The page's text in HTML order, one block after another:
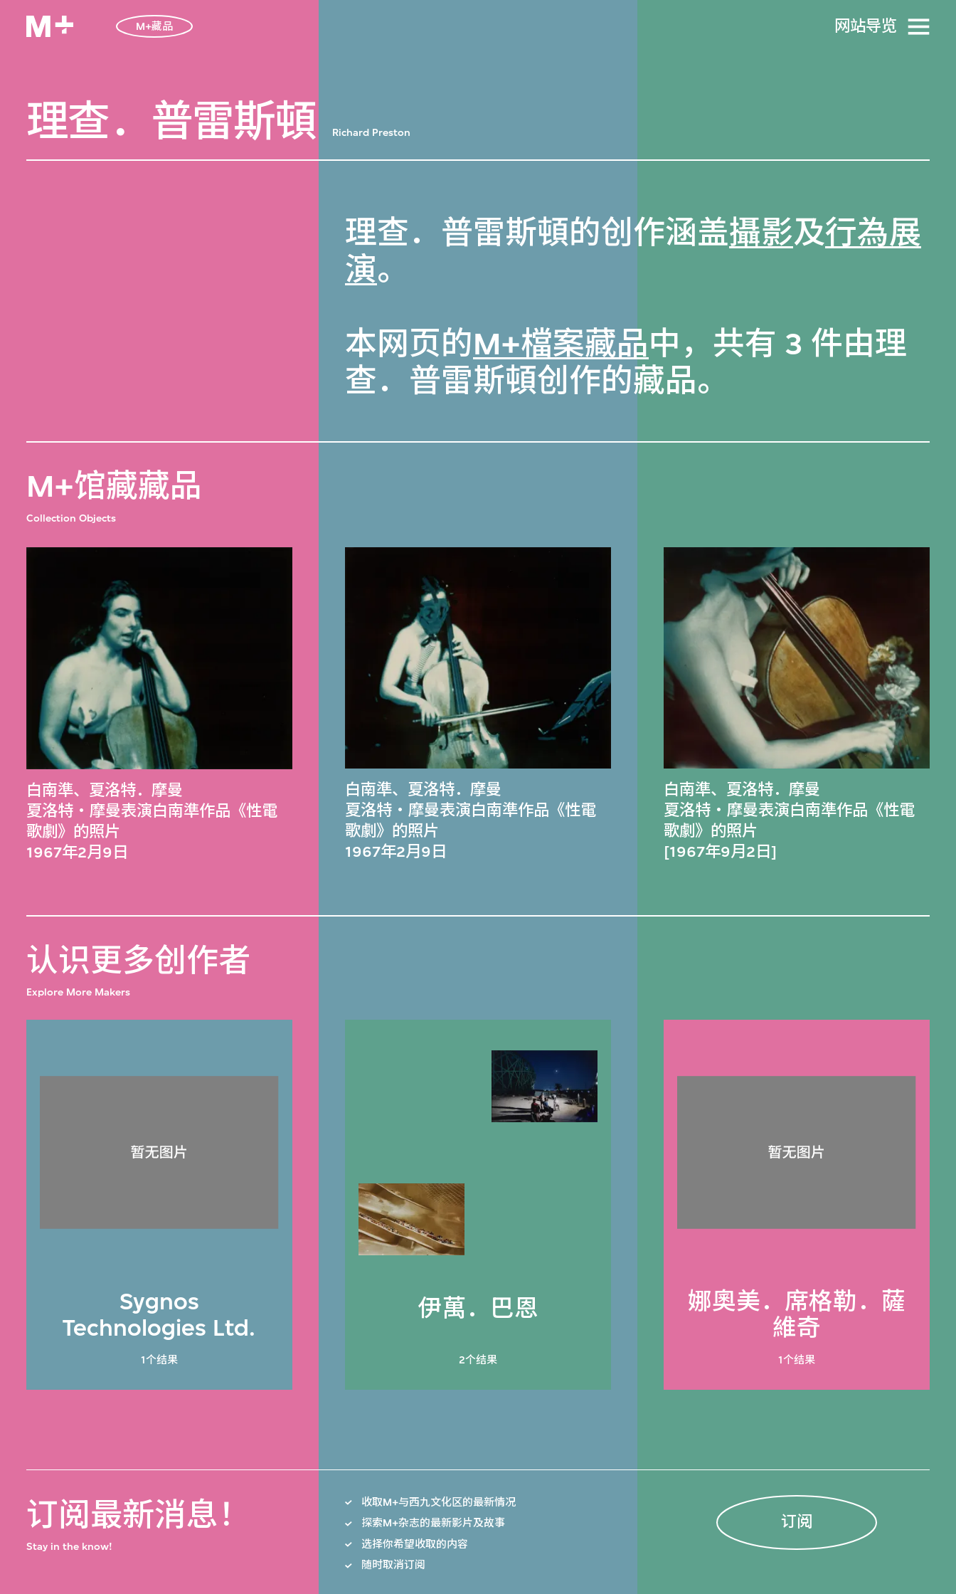
M+藏品 网站导览
理查．普雷斯頓 Richard Preston
理查．普雷斯頓的创作涵盖攝影及行為展
演。
本网页的M+檔案藏品中，共有 3 件由理
查．普雷斯頓创作的藏品。
M+馆藏藏品
Collection Objects
白南準、 夏洛特．摩曼
夏洛特・摩曼表演白南準作品《性電
歌劇》的照片
1967年2月9日
白南準、 夏洛特．摩曼
夏洛特・摩曼表演白南準作品《性電
歌劇》的照片
1967年2月9日
白南準、 夏洛特．摩曼
夏洛特・摩曼表演白南準作品《性電
歌劇》的照片
[1967年9月2日]
认识更多创作者
Explore More Makers
Sygnos
Technologies Ltd.
1个结果
伊萬．巴恩
2个结果
娜奧美．席格勒．薩
維奇
1个结果
订阅最新消息！
Stay in the know!
收取M+与西九文化区的最新情况
探索M+杂志的最新影片及故事
选择你希望收取的内容
随时取消订阅
订阅